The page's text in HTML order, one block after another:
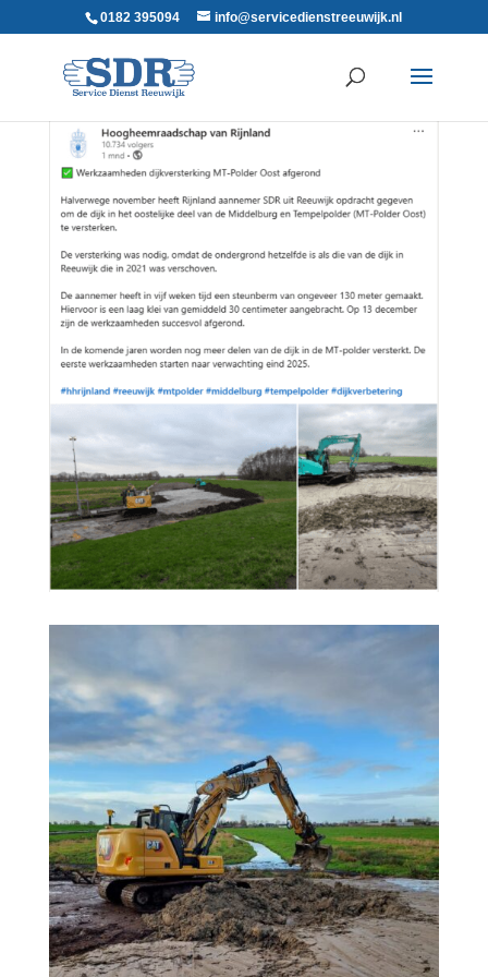
0182 395094 info@servicedienstreeuwijk.nl